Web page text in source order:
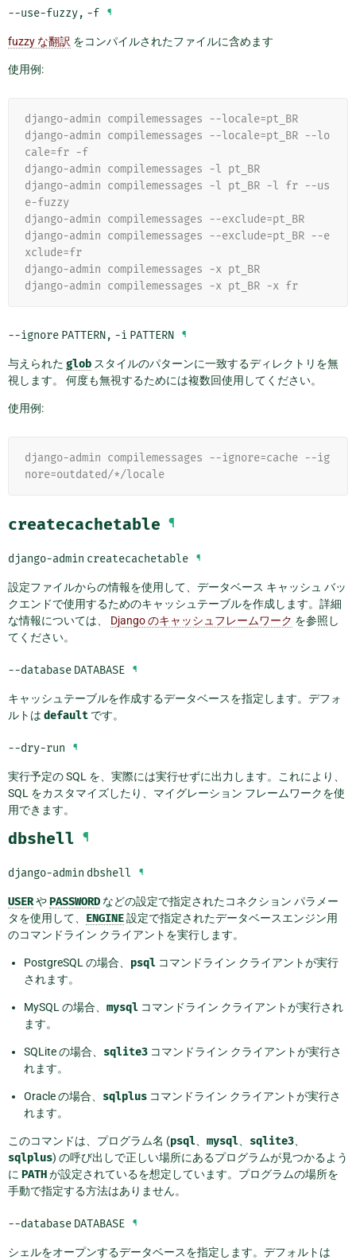
--use-fuzzy, -f ¶
fuzzy な翻訳 をコンパイルされたファイルに含めます
使用例:
django-admin compilemessages --locale=pt_BR
django-admin compilemessages --locale=pt_BR --lo
cale=fr -f
django-admin compilemessages -l pt_BR
django-admin compilemessages -l pt_BR -l fr --us
e-fuzzy
django-admin compilemessages --exclude=pt_BR
django-admin compilemessages --exclude=pt_BR --e
xclude=fr
django-admin compilemessages -x pt_BR
django-admin compilemessages -x pt_BR -x fr
--ignore PATTERN, -i PATTERN ¶
与えられた glob スタイルのパターンに一致するディレクトリを無
視します。 何度も無視するためには複数回使用してください。
使用例:
django-admin compilemessages --ignore=cache --ig
nore=outdated/*/locale
createcachetable ¶
django-admin createcachetable ¶
設定ファイルからの情報を使用して、データベース キャッシュ バッ
クエンドで使用するためのキャッシュテーブルを作成します。詳細
な情報については、 Django のキャッシュフレームワーク を参照し
てください。
--database DATABASE ¶
キャッシュテーブルを作成するデータベースを指定します。デフォ
ルトは default です。
--dry-run ¶
実行予定の SQL を、実際には実行せずに出力します。これにより、
SQL をカスタマイズしたり、マイグレーション フレームワークを使
用できます。
dbshell ¶
django-admin dbshell ¶
USERやPASSWORD などの設定で指定されたコネクション パラメー
タを使用して、 ENGINE設定で指定されたデータベースエンジン用
のコマンドライン クライアントを実行します。
PostgreSQL の場合、 psql コマンドライン クライアントが実行
されます。
MySQL の場合、 mysql コマンドライン クライアントが実行され
ます。
SQLite の場合、 sqlite3 コマンドライン クライアントが実行さ
れます。
Oracle の場合、 sqlplus コマンドライン クライアントが実行さ
れます。
このコマンドは、プログラム名 (psql mysql sqlite3
sqlplus) の呼び出しで正しい場所にあるプログラムが見つかるよう
に PATHが設定されているを想定しています。プログラムの場所を
手動で指定する方法はありません。
--database DATABASE ¶
シェルをオープンするデータベースを指定します。デフォルトは